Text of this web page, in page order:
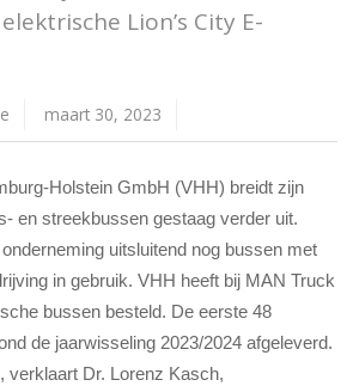
Lion’s City E-
maart 30, 2023
Holstein GmbH (VHH) breidt zijn
en streekbussen gestaag verder uit.
uitsluitend nog bussen met
in gebruik. VHH heeft bij MAN Truck
bussen besteld. De eerste 48
de jaarwisseling 2023/2024 afgeleverd.
verklaart Dr. Lorenz Kasch,